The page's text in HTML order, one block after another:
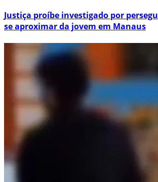
Justiça proíbe investigado por
se aproximar da jovem em Manaus